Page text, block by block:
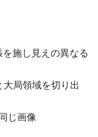
施し見えの異なる
局領域を切り出
じ画像